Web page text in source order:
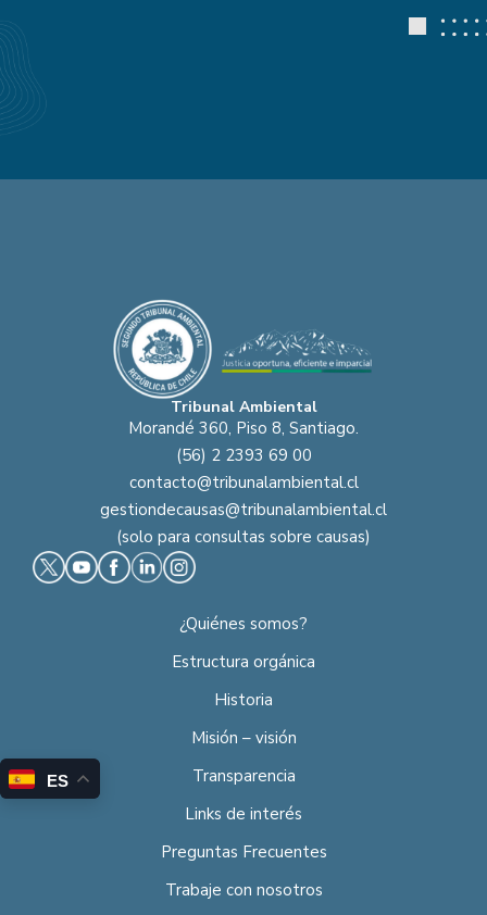
Tribunal Ambiental
Morandé 360, Piso 8, Santiago.
(56) 2 2393 69 00
contacto@tribunalambiental.cl
gestiondecausas@tribunalambiental.cl
(solo para consultas sobre causas)
¿Quiénes somos?
Estructura orgánica
Historia
Misión – visión
Transparencia
Links de interés
Preguntas Frecuentes
Trabaje con nosotros
ES